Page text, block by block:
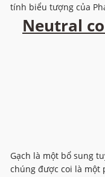
tính biểu tượng của
Neutral
Gạch là một bổ sung
chúng được coi là một